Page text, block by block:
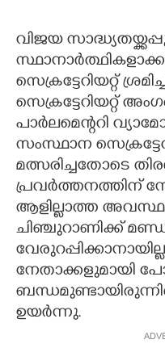
വിജയ
സെക്രട്ടേറിയറ്റ്
സെക്രട്ടേറിയറ്റ്
പാർലമെന്ററി
സംസ്ഥാന
മത്സരിച്ചതോടെ
പ്രവർത്തനത്തിന്
ആളില്ലാത്ത
ചിഞ്ചുറാണിക്ക്
നേതാക്കളുമായി
ഉയർന്നു.